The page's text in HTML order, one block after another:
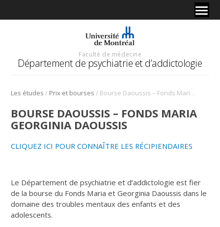
Faculté de médecine
Département de psychiatrie et d’addictologie
Les études / Prix et bourses / Bourse Daoussis – Fonds Maria Georginia Daoussis
BOURSE DAOUSSIS – FONDS MARIA
GEORGINIA DAOUSSIS
CLIQUEZ ICI POUR CONNAÎTRE LES RÉCIPIENDAIRES
Le Département de psychiatrie et d’addictologie est fier
de la bourse du Fonds Maria et Georginia Daoussis dans le
domaine des troubles mentaux des enfants et des
adolescents.